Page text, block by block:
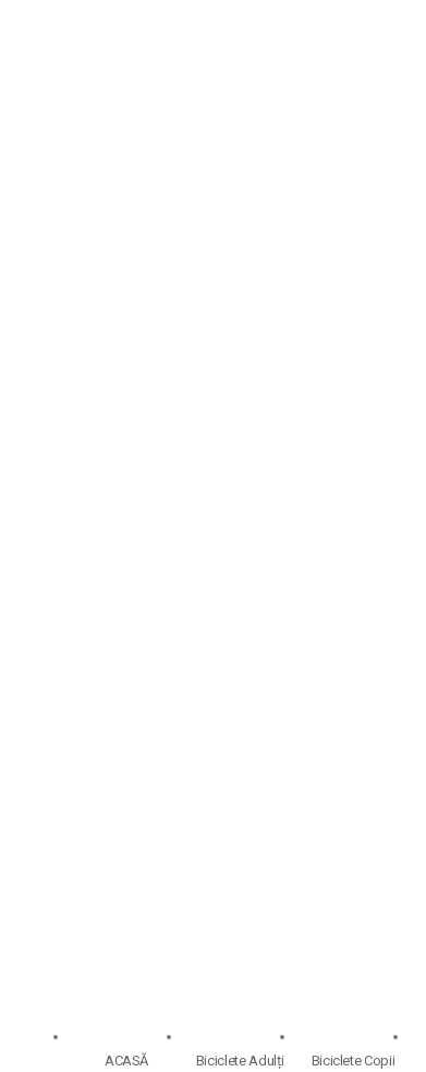
ACASĂ Biciclete Adulți Biciclete Copii